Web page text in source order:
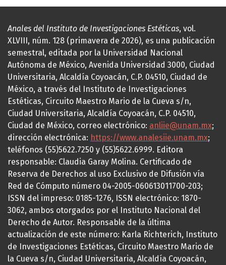
Anales del Instituto de Investigaciones Estéticas, vol.
XLVIII, núm. 128 (primavera de 2026), es una publicación
semestral, editada por la Universidad Nacional
Autónoma de México, Avenida Universidad 3000, Ciudad
Universitaria, Alcaldía Coyoacán, C.P. 04510, Ciudad de
México, a través del Instituto de Investigaciones
Estéticas, Circuito Maestro Mario de la Cueva s/n,
Ciudad Universitaria, Alcaldía Coyoacán, C.P. 04510,
Ciudad de México, correo electrónico: anliie@unam.mx;
dirección electrónica: https://www.analesiie.unam.mx;
teléfonos (55)5622.7250 y (55)5622.6999. Editora
responsable: Claudia Garay Molina. Certificado de
Reserva de Derechos al uso Exclusivo de Difusión vía
Red de Cómputo número 04-2005-060613011700-203;
ISSN del impreso: 0185-1276, ISSN electrónico: 1870-
3062, ambos otorgados por el Instituto Nacional del
Derecho de Autor. Responsable de la última
actualización de este número: Karla Richterich, Instituto
de Investigaciones Estéticas, Circuito Maestro Mario de
la Cueva s/n, Ciudad Universitaria, Alcaldía Coyoacán,